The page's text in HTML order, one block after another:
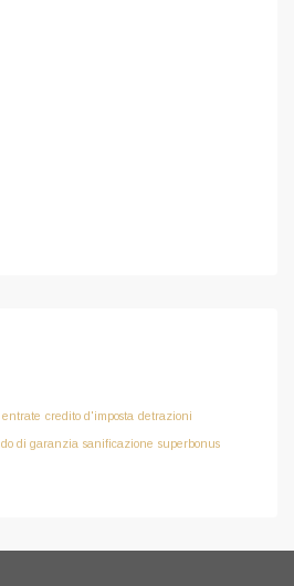
credito d'imposta detrazioni
di garanzia sanificazione superbonus